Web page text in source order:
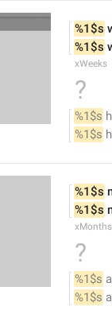
%1$s
%1$s
xWeeks
?
%1$s
%1$s
%1$s
%1$s
xMonths
?
%1$s
%1$s